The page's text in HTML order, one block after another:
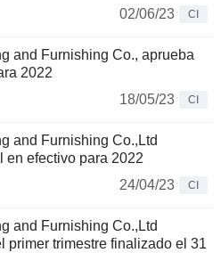
02/06/23
CI
and Furnishing Co., aprueba
2022
18/05/23
CI
and Furnishing Co.,Ltd
en efectivo para 2022
24/04/23
CI
and Furnishing Co.,Ltd
primer trimestre finalizado el 31